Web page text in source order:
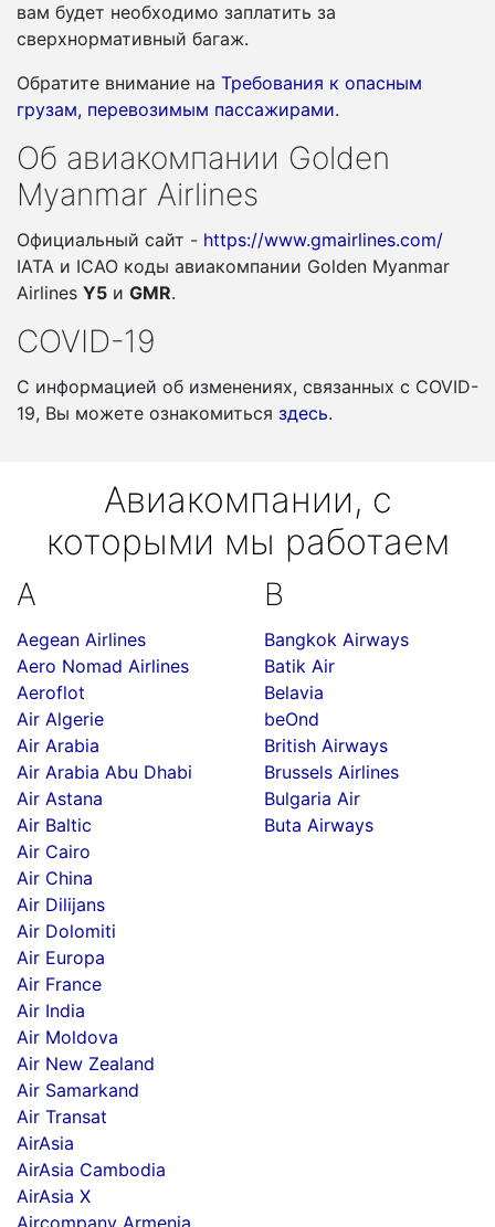
вам будет необходимо заплатить за
сверхнормативный багаж.
Обратите внимание на Требования к опасным
грузам, перевозимым пассажирами.
Об авиакомпании Golden
Myanmar Airlines
Официальный сайт - https://www.gmairlines.com/
IATA и ICAO коды авиакомпании Golden Myanmar
Airlines Y5 и GMR.
COVID-19
С информацией об изменениях, связанных c COVID-
19, Вы можете ознакомиться здесь.
Авиакомпании, с
которыми мы работаем
A
Aegean Airlines
Aero Nomad Airlines
Aeroflot
Air Algerie
Air Arabia
Air Arabia Abu Dhabi
Air Astana
Air Baltic
Air Cairo
Air China
Air Dilijans
Air Dolomiti
Air Europa
Air France
Air India
Air Moldova
Air New Zealand
Air Samarkand
Air Transat
AirAsia
AirAsia Cambodia
AirAsia X
Aircompany Armenia
B
Bangkok Airways
Batik Air
Belavia
beOnd
British Airways
Brussels Airlines
Bulgaria Air
Buta Airways